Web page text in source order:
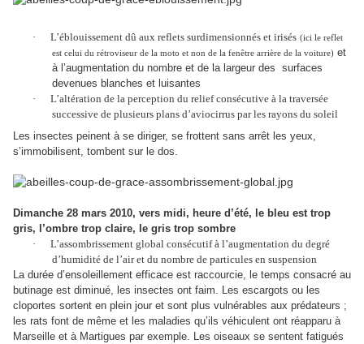
· L’éblouissement dû aux reflets surdimensionnés et irisés (ici le reflet
est celui du rétroviseur de la moto et non de la fenêtre arrière de la voiture) et
à l’augmentation du nombre et de la largeur des surfaces
devenues blanches et luisantes
·
L’altération de la perception du relief consécutive à la traversée
successive de plusieurs plans d’aviocirrus par les rayons du soleil
Les insectes peinent à se diriger, se frottent sans arrêt les yeux,
s’immobilisent, tombent sur le dos.
Dimanche 28 mars 2010, vers midi, heure d’été, le bleu est trop
gris, l’ombre trop claire, le gris trop sombre
·
L’assombrissement global consécutif à l’augmentation du degré
d’humidité de l’air et du nombre de particules en suspension
La durée d’ensoleillement efficace est raccourcie, le temps consacré au
butinage est diminué, les insectes ont faim. Les escargots ou les
cloportes sortent en plein jour et sont plus vulnérables aux prédateurs ;
les rats font de même et les maladies qu’ils véhiculent ont réapparu à
Marseille et à Martigues par exemple. Les oiseaux se sentent fatigués